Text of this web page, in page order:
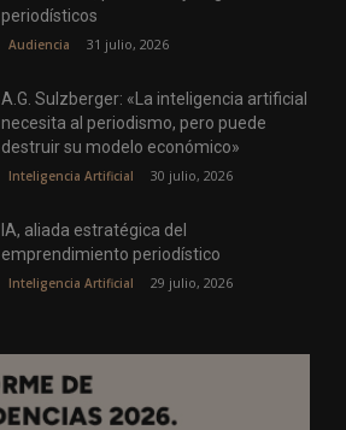
periodísticos
Audiencia 31 julio, 2026
A.G. Sulzberger: «La inteligencia artificial
necesita al periodismo, pero puede
destruir su modelo económico»
Inteligencia Artificial 30 julio, 2026
IA, aliada estratégica del
emprendimiento periodístico
Inteligencia Artificial 29 julio, 2026